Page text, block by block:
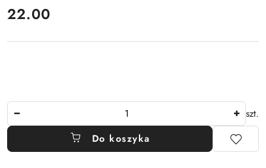
cena:
22.00
szt.
Do koszyka